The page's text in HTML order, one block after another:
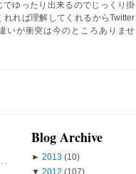
でゆったり出来るのでじっくり掛
れれば理解してくれるからTwitter
いが衝突は今のところありませ
Blog Archive
► 2013 (10)
▼ 2012 (107)